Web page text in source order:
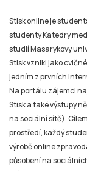
Stisk online je
studenty Katedry
studií Masarykovy
Stisk vznikl jako
jedním z prvních
Na portálu zájemci
Stisk a také výstupy
na sociální sítě).
prostředí, každý
výrobě online
působení na